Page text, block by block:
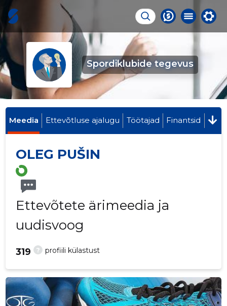
Spordiklubide tegevus
Meedia Ettevõtluse ajalugu Töötajad Finantsid
OLEG PUŠIN
Ettevõtete ärimeedia ja
uudisvoog
? profiili külastust
319